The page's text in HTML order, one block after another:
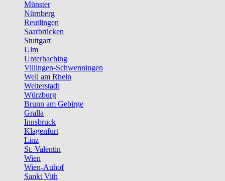
Münster
Nürnberg
Reutlingen
Saarbrücken
Stuttgart
Ulm
Unterhaching
Villingen-Schwenningen
Weil am Rhein
Weiterstadt
Würzburg
Brunn am Gebirge
Gralla
Innsbruck
Klagenfurt
Linz
St. Valentin
Wien
Wien-Auhof
Sankt Vith